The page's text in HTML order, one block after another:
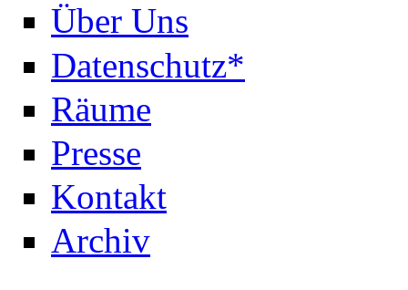
Über Uns
Datenschutz*
Räume
Presse
Kontakt
Archiv